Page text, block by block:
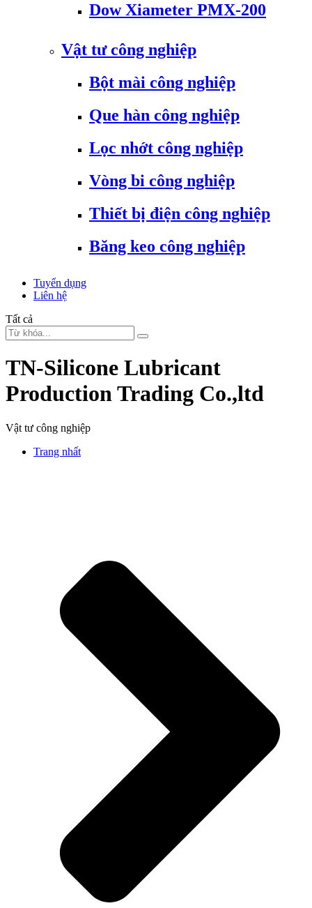
Dow Xiameter PMX-200
Vật tư công nghiệp
Bột mài công nghiệp
Que hàn công nghiệp
Lọc nhớt công nghiệp
Vòng bi công nghiệp
Thiết bị điện công nghiệp
Băng keo công nghiệp
Tuyển dụng
Liên hệ
Tất cả
TN-Silicone Lubricant
Production Trading Co.,ltd
Vật tư công nghiệp
Trang nhất